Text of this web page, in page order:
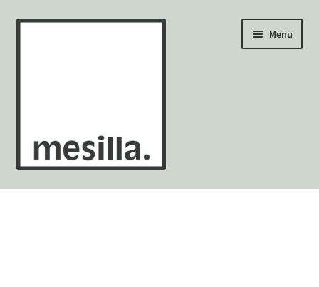
Ga
Ga
Menu
Wandtegels